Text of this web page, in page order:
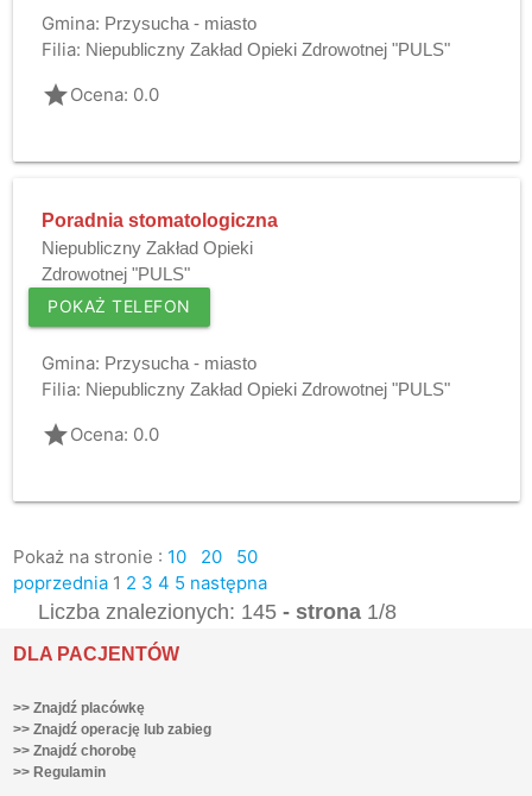
Gmina: Przysucha - miasto
Filia: Niepubliczny Zakład Opieki Zdrowotnej "PULS"
gradeOcena: 0.0
Poradnia stomatologiczna
Niepubliczny Zakład Opieki
Zdrowotnej "PULS"
POKAŻ TELEFON
Gmina: Przysucha - miasto
Filia: Niepubliczny Zakład Opieki Zdrowotnej "PULS"
gradeOcena: 0.0
Pokaż na stronie : 10 20
50
poprzednia 1 2 3 4 5 następna
Liczba znalezionych: 145- strona 1/8
DLA PACJENTÓW
>> Znajdź placówkę
>> Znajdź operację lub zabieg
>> Znajdź chorobę
>> Regulamin